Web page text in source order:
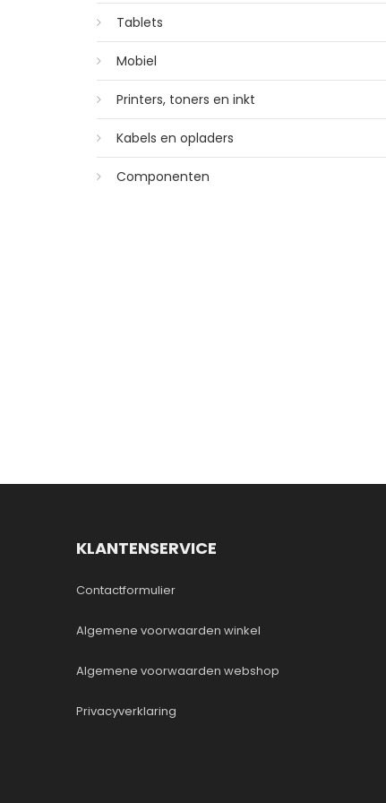
Tablets
Mobiel
Printers, toners en inkt
Kabels en opladers
Componenten
KLANTENSERVICE
Contactformulier
Algemene voorwaarden winkel
Algemene voorwaarden webshop
Privacyverklaring